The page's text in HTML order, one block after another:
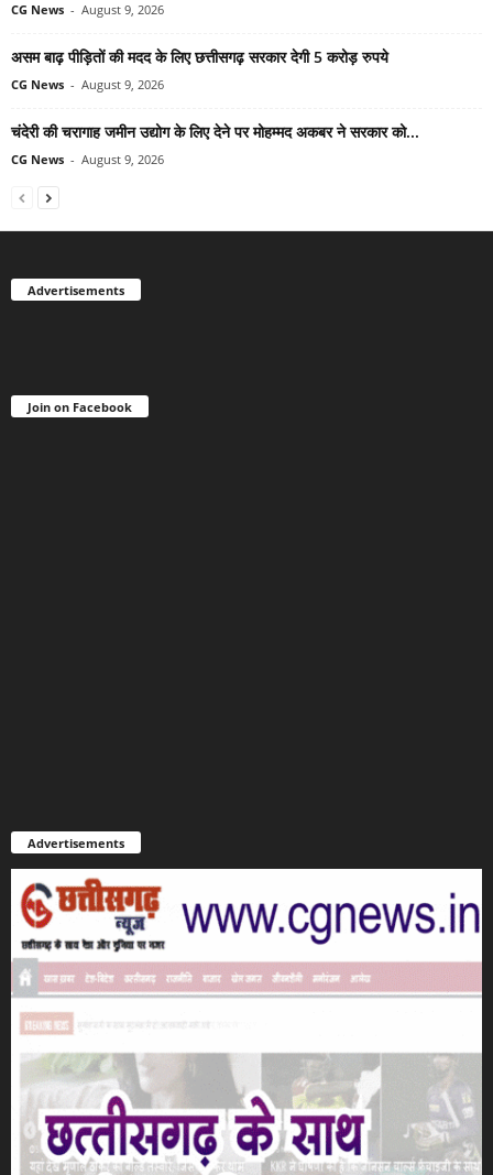
CG News - August 9, 2026
असम बाढ़ पीड़ितों की मदद के लिए छत्तीसगढ़ सरकार देगी 5 करोड़ रुपये
CG News - August 9, 2026
चंदेरी की चरागाह जमीन उद्योग के लिए देने पर मोहम्मद अकबर ने सरकार को...
CG News - August 9, 2026
Advertisements
Join on Facebook
Advertisements